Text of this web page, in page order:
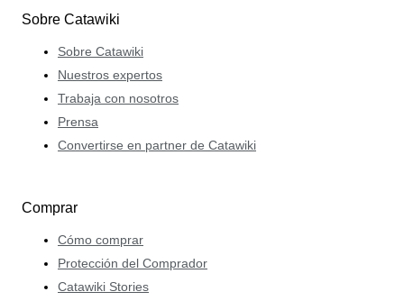
Sobre Catawiki
Sobre Catawiki
Nuestros expertos
Trabaja con nosotros
Prensa
Convertirse en partner de Catawiki
Comprar
Cómo comprar
Protección del Comprador
Catawiki Stories